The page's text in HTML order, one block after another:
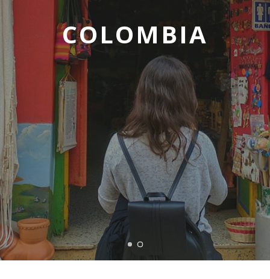
COLOMBIA
COLOMBIA